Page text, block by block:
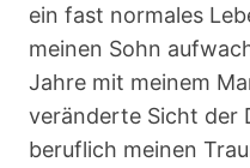
ein fast normales
meinen Sohn
Jahre mit meinem
veränderte Sicht der
beruflich meinen